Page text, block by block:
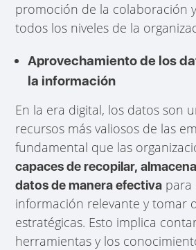
promoción de la colaboración
todos los niveles de la
Aprovechamiento de los
la información
En la era digital, los datos son
recursos más valiosos de las
fundamental que las
capaces de recopilar,
datos de manera efectiva para
información relevante y tomar
estratégicas. Esto implica
herramientas y los